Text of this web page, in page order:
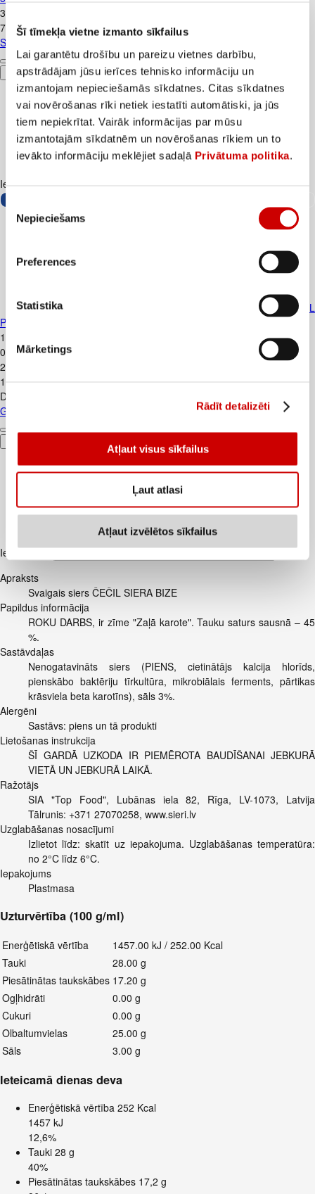
Šī tīmekļa vietne izmanto sīkfailus
Lai garantētu drošību un pareizu vietnes darbību,
apstrādājam jūsu ierīces tehnisko informāciju un
izmantojam nepieciešamās sīkdatnes. Citas sīkdatnes
vai novērošanas rīki netiek iestatīti automātiski, ja jūs
tiem nepiekrītat. Vairāk informācijas par mūsu
izmantotajām sīkdatnēm un novērošanas rīkiem un to
ievākto informāciju meklējiet sadaļā Privātuma politika.
Piekrišanas
izvēle
Nepieciešams
Preferences
Statistika
Mārketings
Rādīt detalizēti
Atļaut visus sīkfailus
Ļaut atlasi
Atļaut izvēlētos sīkfailus
3
7,98€/kg
Siers Gouda FARM MILK 45% šķēlēs 500g
Pievienot
Iesakām ar
Gāzēts dzēriens COCA-COLA 1,5L
PET D
1
0,93€/l
2
1,77€/l
Depozīts
Gāzēts dzēriens COCA-COLA 1,5L PET D
Iesakām ar
Apraksts
Svaigais siers ČEČIL SIERA BIZE
Papildus informācija
ROKU DARBS, ir zīme "Zaļā karote". Tauku saturs sausnā – 45
%.
Sastāvdaļas
Nenogatavināts siers (PIENS, cietinātājs kalcija hlorīds,
pienskābo baktēriju tīrkultūra, mikrobiālais ferments, pārtikas
krāsviela beta karotīns), sāls 3%.
Alergēni
Sastāvs: piens un tā produkti
Lietošanas instrukcija
ŠĪ GARDĀ UZKODA IR PIEMĒROTA BAUDĪŠANAI JEBKURĀ
VIETĀ UN JEBKURĀ LAIKĀ.
Ražotājs
SIA "Top Food", Lubānas iela 82, Rīga, LV-1073, Latvija
Tālrunis: +371 27070258, www.sieri.lv
Uzglabāšanas nosacījumi
Izlietot līdz: skatīt uz iepakojuma. Uzglabāšanas temperatūra:
no 2°C līdz 6°C.
Iepakojums
Plastmasa
Uzturvērtība (100 g/ml)
Enerģētiskā vērtība
1457.00 kJ / 252.00 Kcal
Tauki
28.00 g
Piesātinātas taukskābes 17.20 g
Ogļhidrāti
0.00 g
Cukuri
0.00 g
Olbaltumvielas
25.00 g
Sāls
3.00 g
Ieteicamā dienas deva
Enerģētiskā vērtība 252 Kcal
1457 kJ
12,6%
Tauki 28 g
40%
Piesātinātas taukskābes 17,2 g